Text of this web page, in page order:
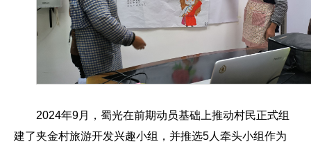
2024年9月，蜀光在前期动员基础上推动村民正式组
建了夹金村旅游开发兴趣小组，并推选5人牵头小组作为